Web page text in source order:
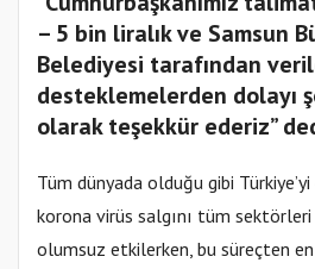
– 5 bin liralık ve Samsun
Belediyesi tarafından
desteklemelerden dolayı
olarak teşekkür ederiz”
Tüm dünyada olduğu gibi
korona virüs salgını tüm
olumsuz etkilerken, bu süreçten